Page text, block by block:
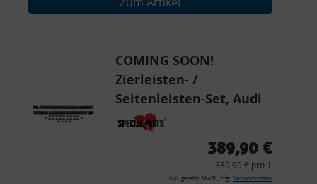
COMING SOON!
Zierleisten- /
Seitenleisten-Set, Audi
80 Cabrio, Coupe, S2, (6x
Zierleiste, 2x Kappe,
Montagewerkzeug)
389,90 €
389,90 € pro 1
inkl. gesetzl. MwSt., zzgl. Versandkosten
Verwendung genauer Standortdaten
Endgeräteeigenschaften zur Identifikation aktiv abfragen